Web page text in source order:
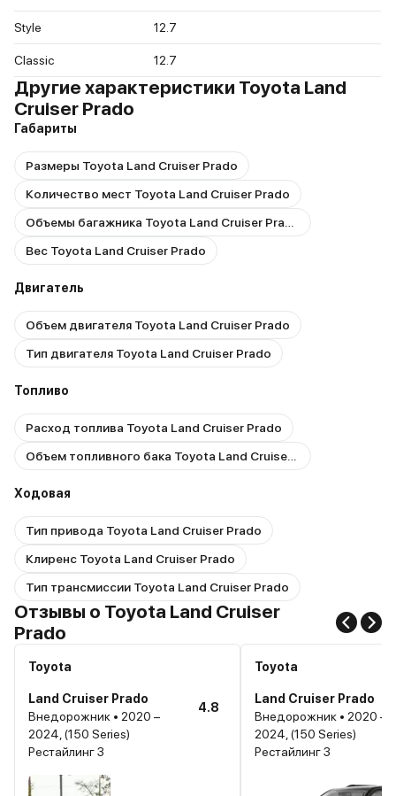
Style 12.7
Classic 12.7
Другие характеристики Toyota Land
Cruiser Prado
Габариты
Размеры Toyota Land Cruiser Prado
Количество мест Toyota Land Cruiser Prado
Вес Toyota Land Cruiser Prado
Двигатель
Объем двигателя Toyota Land Cruiser Prado
Тип двигателя Toyota Land Cruiser Prado
Топливо
Расход топлива Toyota Land Cruiser Prado
Ходовая
Тип привода Toyota Land Cruiser Prado
Клиренс Toyota Land Cruiser Prado
Тип трансмиссии Toyota Land Cruiser Prado
Отзывы о Toyota Land Cruiser
Prado
Toyota
Land Cruiser Prado
Внедорожник • 2020 –
2024, (150 Series)
Рестайлинг 3
4.8
Toyota
Land Cruiser Prado
Внедорожник • 2020 –
2024, (150 Series)
Рестайлинг 3